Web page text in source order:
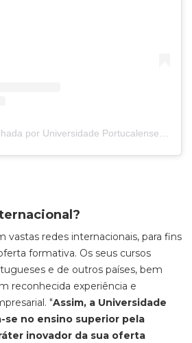
Uma publicação partilhada por Universidade Portucalense (@universidadeportucalense)
vastas redes internacionais, para fins
formativa. Os seus cursos
e de outros países, bem
reconhecida experiência e
"Assim, a Universidade
se no ensino superior pela
inovador da sua oferta